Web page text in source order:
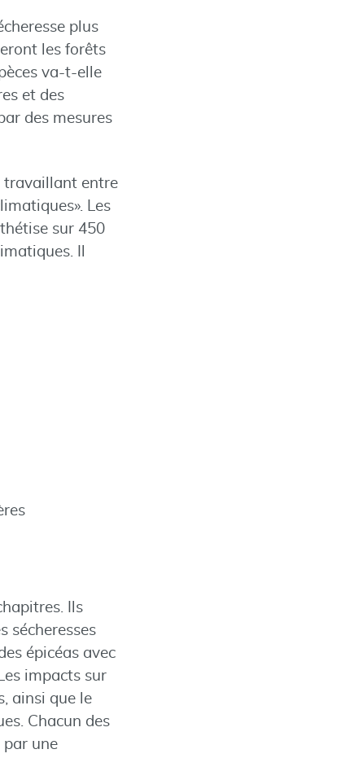
plus
les forêts
va-t-elle
et des
des mesures
travaillant entre
Les
sur 450
Il
Ils
sécheresses
épicéas avec
impacts sur
ainsi que le
Chacun des
par une